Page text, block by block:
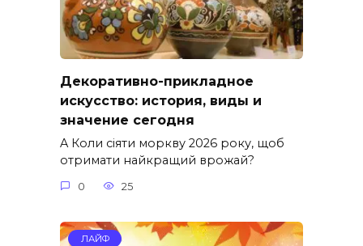
Декоративно-прикладное
искусство: история, виды и
значение сегодня
A Коли сіяти моркву 2026 року, щоб
отримати найкращий врожай?
0 25
ЛАЙФ